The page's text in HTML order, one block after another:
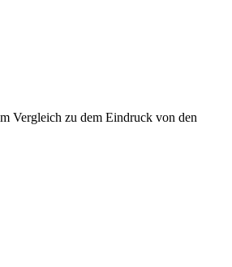
Vergleich zu dem Eindruck von den